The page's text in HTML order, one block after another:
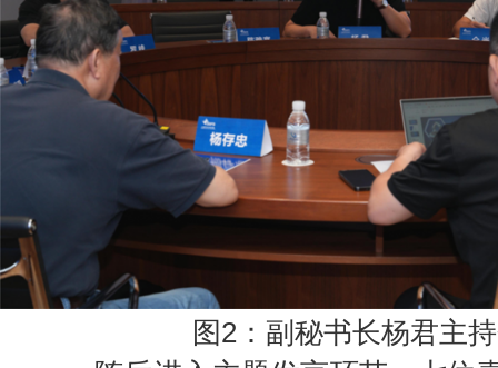
图2：副秘书长杨君主